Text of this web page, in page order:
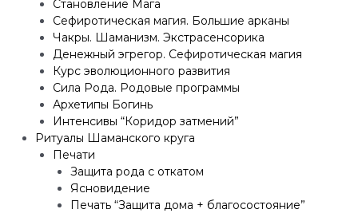
Становление Мага
Сефиротическая магия. Большие арканы
Чакры. Шаманизм. Экстрасенсорика
Денежный эгрегор. Сефиротическая магия
Курс эволюционного развития
Сила Рода. Родовые программы
Архетипы Богинь
Интенсивы “Коридор затмений”
Ритуалы Шаманского круга
Печати
Защита рода с откатом
Ясновидение
Печать “Защита дома + благосостояние”